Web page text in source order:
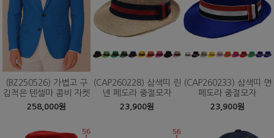
(BZ250526) 가볍고 구
김적은 텐셀마 콤비 자켓
258,000원
(CAP260228) 삼색띠 린
넨 페도라 중절모자
23,900원
(CAP260233) 삼색띠 면
페도라 중절모자
23,900원